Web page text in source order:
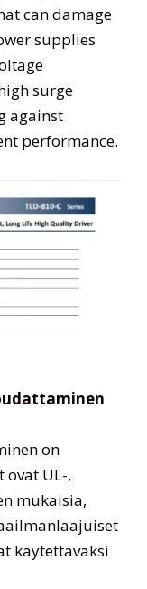
can damage
supplies
surge
against
performance.
on
ovat UL-,
mukaisia,
käytettäväksi